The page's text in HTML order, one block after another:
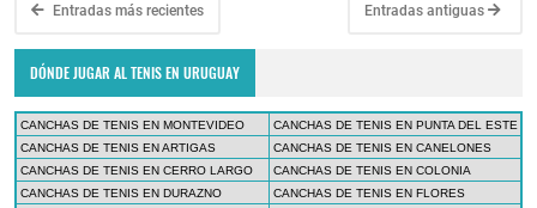
Entradas más recientes Entradas antiguas
DÓNDE JUGAR AL TENIS EN URUGUAY
CANCHAS DE TENIS EN MONTEVIDEO
CANCHAS DE TENIS EN PUNTA DEL ESTE
CANCHAS DE TENIS EN ARTIGAS
CANCHAS DE TENIS EN CANELONES
CANCHAS DE TENIS EN CERRO LARGO
CANCHAS DE TENIS EN COLONIA
CANCHAS DE TENIS EN DURAZNO
CANCHAS DE TENIS EN FLORES